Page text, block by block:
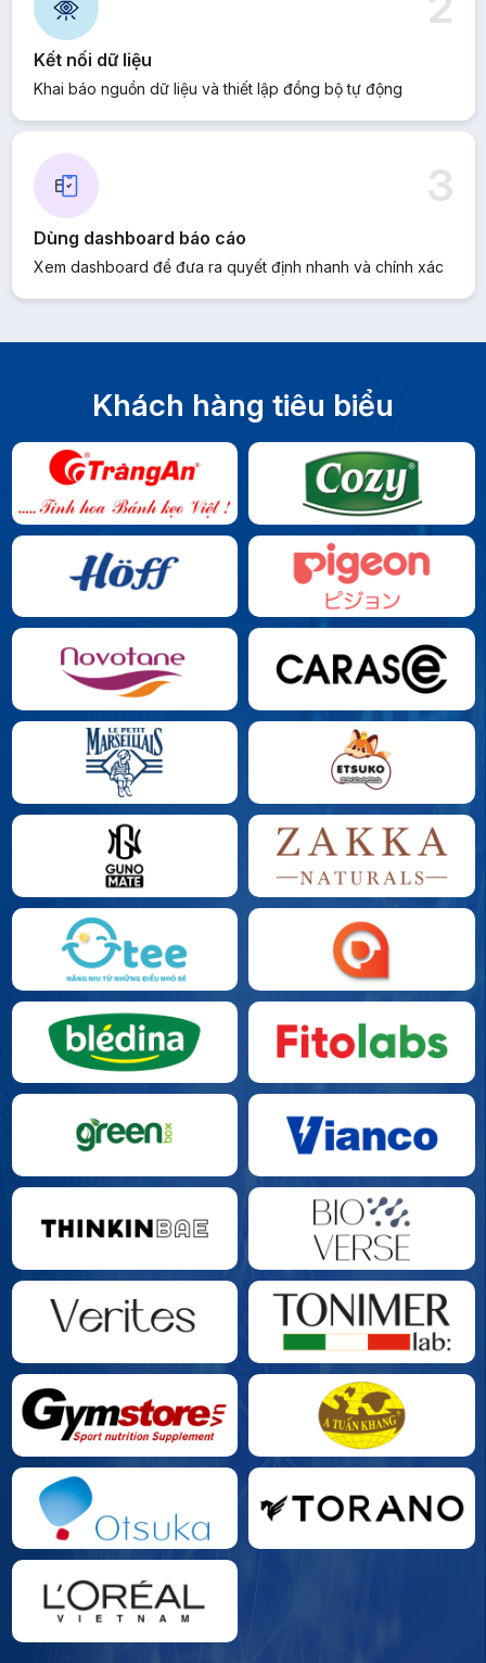
Kết nối dữ liệu
Khai báo nguồn dữ liệu và thiết lập đồng bộ tự động
3
Dùng dashboard báo cáo
Xem dashboard để đưa ra quyết định nhanh và chính xác
Khách hàng tiêu biểu